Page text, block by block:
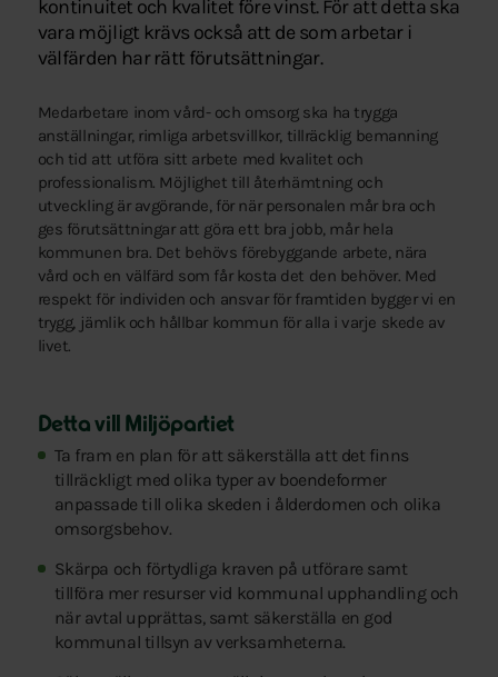
kontinuitet och kvalitet före vinst. För att detta ska
vara möjligt krävs också att de som arbetar i
välfärden har rätt förutsättningar.
Medarbetare inom vård- och omsorg ska ha trygga
anställningar, rimliga arbetsvillkor, tillräcklig bemanning
och tid att utföra sitt arbete med kvalitet och
professionalism. Möjlighet till återhämtning och
utveckling är avgörande, för när personalen mår bra och
ges förutsättningar att göra ett bra jobb, mår hela
kommunen bra. Det behövs förebyggande arbete, nära
vård och en välfärd som får kosta det den behöver. Med
respekt för individen och ansvar för framtiden bygger vi en
trygg, jämlik och hållbar kommun för alla i varje skede av
livet.
Detta vill Miljöpartiet
Ta fram en plan för att säkerställa att det finns
tillräckligt med olika typer av boendeformer
anpassade till olika skeden i ålderdomen och olika
omsorgsbehov.
Skärpa och förtydliga kraven på utförare samt
tillföra mer resurser vid kommunal upphandling och
när avtal upprättas, samt säkerställa en god
kommunal tillsyn av verksamheterna.